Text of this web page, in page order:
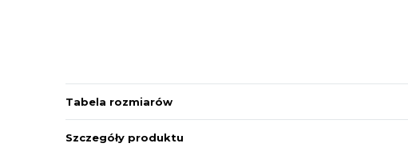
Tabela rozmiarów
Szczegóły produktu